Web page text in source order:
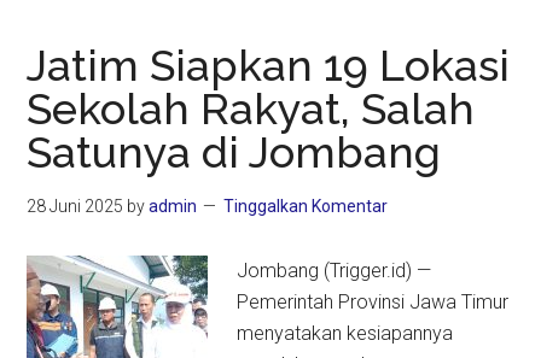
Jatim Siapkan 19 Lokasi
Sekolah Rakyat, Salah
Satunya di Jombang
28 Juni 2025 byadmin Tinggalkan Komentar
Jombang (Trigger.id) —
Pemerintah Provinsi Jawa Timur
menyatakan kesiapannya